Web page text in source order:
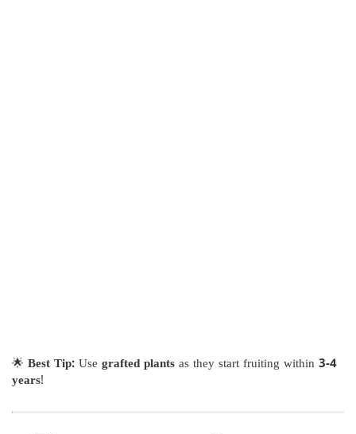
🌟 Best Tip: Use grafted plants as they start fruiting within 3-4
years!